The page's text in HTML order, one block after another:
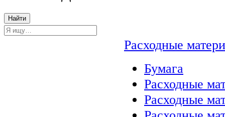
Найти
Расходные
Бумага
Расходные
Расходные